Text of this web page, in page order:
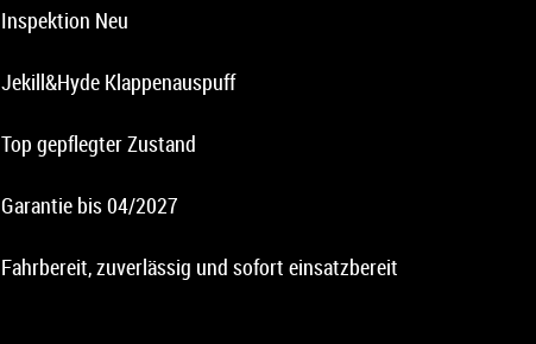
Inspektion Neu
Jekill&Hyde Klappenauspuff
Top gepflegter Zustand
Garantie bis 04/2027
Fahrbereit, zuverlässig und sofort einsatzbereit